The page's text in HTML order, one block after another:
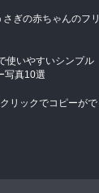
ぎの赤ちゃんのフリ
使いやすいシンプル
写真10選
リックでコピーがで